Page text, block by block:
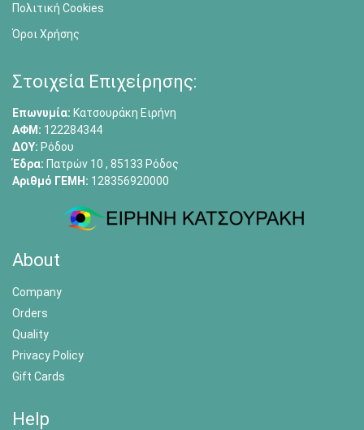
Πολιτική Cookies
Όροι Χρήσης
Στοιχεία Επιχείρησης:
Επωνυμία: Κατσουράκη Ειρήνη
ΑΦΜ: 122284344
ΔΟΥ: Ρόδου
Έδρα: Πατρών 10 , 85133 Ρόδος
Αριθμό ΓΕΜΗ: 128356920000
About
Company
Orders
Quality
Privacy Policy
Gift Cards
Help